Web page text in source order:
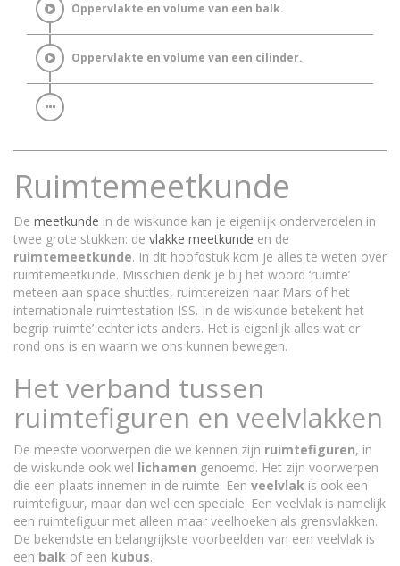
Oppervlakte en volume van een balk.
Oppervlakte en volume van een cilinder.
Ruimtemeetkunde
De meetkunde in de wiskunde kan je eigenlijk onderverdelen in
twee grote stukken: de vlakke meetkunde en de
ruimtemeetkunde. In dit hoofdstuk kom je alles te weten over
ruimtemeetkunde. Misschien denk je bij het woord ‘ruimte’
meteen aan space shuttles, ruimtereizen naar Mars of het
internationale ruimtestation ISS. In de wiskunde betekent het
begrip ‘ruimte’ echter iets anders. Het is eigenlijk alles wat er
rond ons is en waarin we ons kunnen bewegen.
Het verband tussen
ruimtefiguren en veelvlakken
De meeste voorwerpen die we kennen zijn ruimtefiguren, in
de wiskunde ook wel lichamen genoemd. Het zijn voorwerpen
die een plaats innemen in de ruimte. Een veelvlak is ook een
ruimtefiguur, maar dan wel een speciale. Een veelvlak is namelijk
een ruimtefiguur met alleen maar veelhoeken als grensvlakken.
De bekendste en belangrijkste voorbeelden van een veelvlak is
een balk of een kubus.